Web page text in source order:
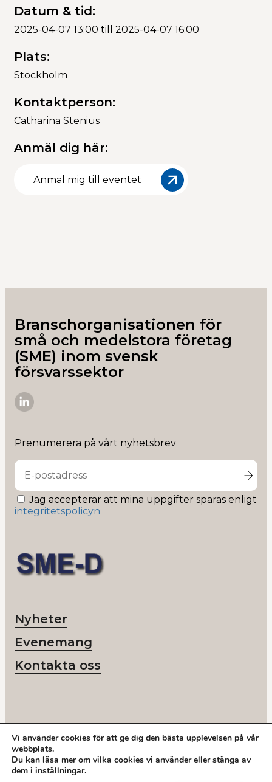
Datum & tid:
2025-04-07 13:00 till 2025-04-07 16:00
Plats:
Stockholm
Kontaktperson:
Catharina Stenius
Anmäl dig här:
Anmäl mig till eventet
Branschorganisationen för
små och medelstora företag
(SME) inom svensk
försvarssektor
på
Prenumerera på vårt nyhetsbrev
Jag accepterar att mina uppgifter sparas enligt
integritetspolicyn
Nyheter
Evenemang
Kontakta oss
© 2026 SME-D
Org nr: 802418-6218
Ring oss: +46 878 208 50
Adress: Storgatan 19, Stockholm
Vi använder cookies för att ge dig den bästa upplevelsen på vår
webbplats.
Du kan läsa mer om vilka cookies vi använder eller stänga av
dem i inställningar.